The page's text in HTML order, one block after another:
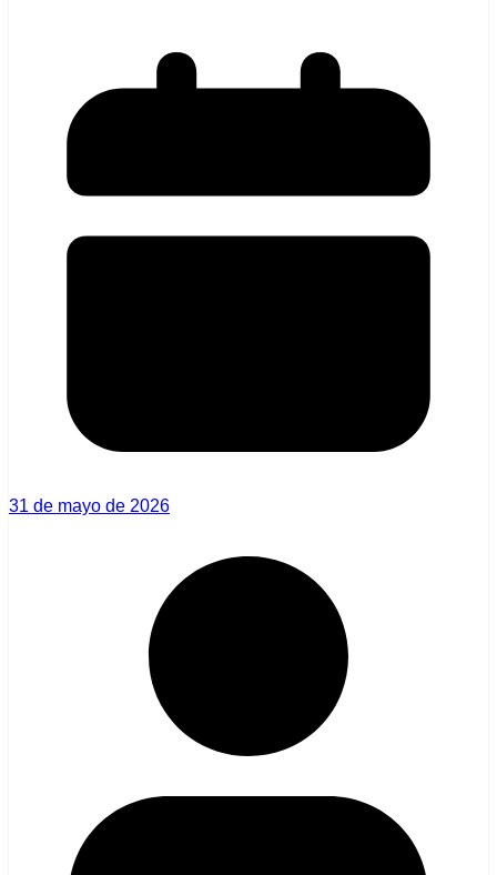
31 de mayo de 2026